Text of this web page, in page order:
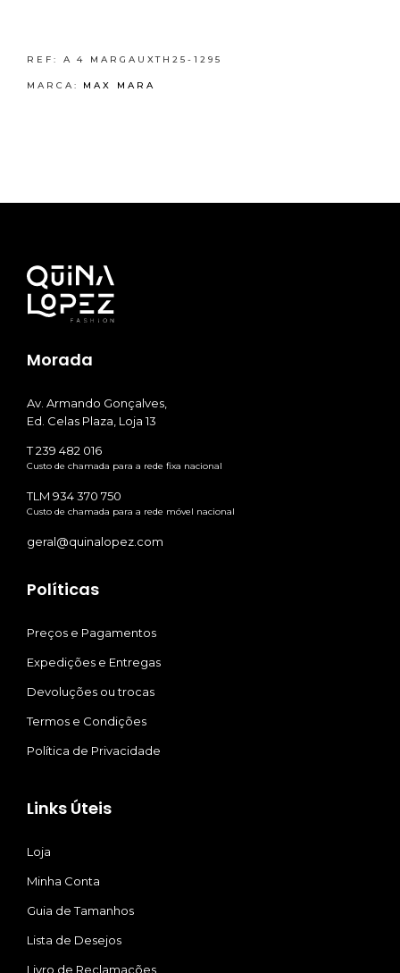
REF: A 4 MARGAUXTH25-1295
MARCA: MAX MARA
Morada
Av. Armando Gonçalves,
Ed. Celas Plaza, Loja 13
T 239 482 016
Custo de chamada para a rede fixa nacional
TLM 934 370 750
Custo de chamada para a rede móvel nacional
geral@quinalopez.com
Políticas
Preços e Pagamentos
Expedições e Entregas
Devoluções ou trocas
Termos e Condições
Política de Privacidade
Links Úteis
Loja
Minha Conta
Guia de Tamanhos
Lista de Desejos
Livro de Reclamações